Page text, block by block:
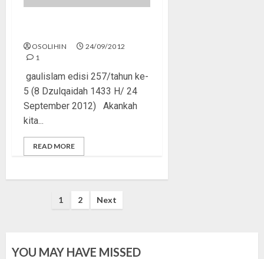
OSOLIHIN
24/09/2012
1
gaulislam edisi 257/tahun ke-
5 (8 Dzulqaidah 1433 H/ 24
September 2012) Akankah
kita...
READ MORE
1 2 Next
YOU MAY HAVE MISSED